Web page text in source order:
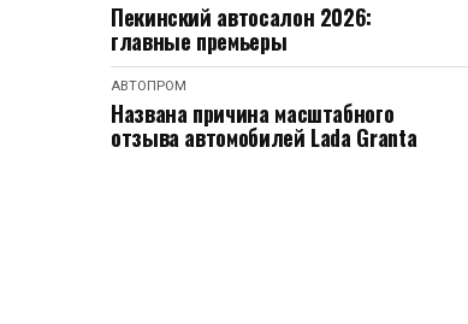
Пекинский автосалон 2026:
главные премьеры
АВТОПРОМ
Названа причина масштабного
отзыва автомобилей Lada Granta